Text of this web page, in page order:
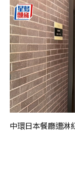
中環日本餐廳遭淋